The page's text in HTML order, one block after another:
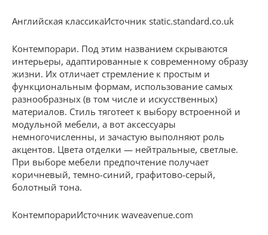
Английская классикаИсточник static.standard.co.uk
Контемпорари. Под этим названием скрываются
интерьеры, адаптированные к современному образу
жизни. Их отличает стремление к простым и
функциональным формам, использование самых
разнообразных (в том числе и искусственных)
материалов. Стиль тяготеет к выбору встроенной и
модульной мебели, а вот аксессуары
немногочисленны, и зачастую выполняют роль
акцентов. Цвета отделки — нейтральные, светлые.
При выборе мебели предпочтение получает
коричневый, темно-синий, графитово-серый,
болотный тона.
КонтемпорариИсточник waveavenue.com